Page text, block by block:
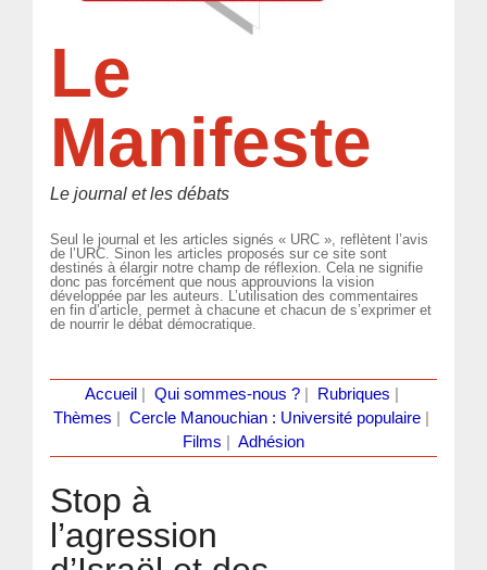
Le
Manifeste
Le journal et les débats
Seul le journal et les articles signés « URC », reflètent l’avis
de l’URC. Sinon les articles proposés sur ce site sont
destinés à élargir notre champ de réflexion. Cela ne signifie
donc pas forcément que nous approuvions la vision
développée par les auteurs. L’utilisation des commentaires
en fin d’article, permet à chacune et chacun de s’exprimer et
de nourrir le débat démocratique.
Accueil Qui sommes-nous ?| Rubriques
Thèmes
Cercle Manouchian : Université populaire
Films
Adhésion
Stop à
l’agression